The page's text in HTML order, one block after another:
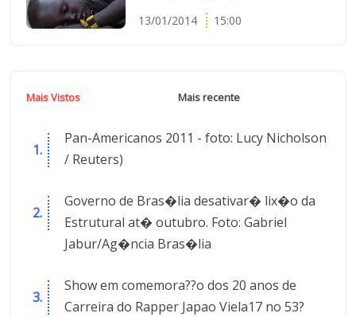
13/01/2014 15:00
Mais Vistos Mais recente
Pan-Americanos 2011 - foto: Lucy Nicholson
/ Reuters)
Governo de Bras�lia desativar� lix�o da
Estrutural at� outubro. Foto: Gabriel
Jabur/Ag�ncia Bras�lia
Show em comemora??o dos 20 anos de
Carreira do Rapper Japao Viela17 no 53?